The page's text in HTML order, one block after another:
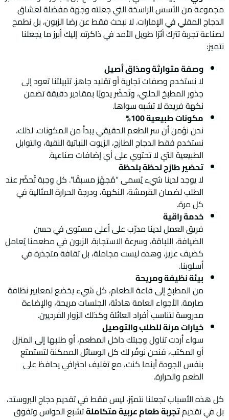
مجموعة من الأسس الراسخة التي جعلته وجهة مفضلة لعشاق
الدجاج المقلي في الإمارات. لا نبحث فقط عن رضا الزبون، بل نطمح
لصناعة تجربة تترك أثرًا طويل الأمد في ذاكرته. إليك أبرز ما يجعلنا
نتميز:
وصفة متوارثة ومذاق أصيل
لا نستخدم وصفات تجارية أو تقليد جاهز. تتبيلتنا تعود إلى
جذور المطبخ الحلبي، وتُحضّر يدويًا بمقادير دقيقة تضمن
نكهة فريدة لا تشبه سواها.
مكونات طبيعية 100%
نحن نؤمن أن سر الطعم الحقيقي يبدأ من المكونات. لذلك،
نستخدم فقط الدجاج الطازج، الزيوت النباتية النقية، والتوابل
الطبيعية التي لا تحتوي على أي إضافات صناعية.
تحضير طازج لحظة بلحظة
لا يوجد لدينا شيء يُسمى “مُجهّز مسبقًا”. كل وجبة تُحضّر عند
الطلب لضمان القرمشة، النكهة، ودرجة الحرارة المثالية في
كل مرة.
خدمة راقية
فريق العمل لدينا مدرّب على أعلى مستوى في حسن
الضيافة، اللباقة، وسرعة الاستجابة. الزبون في مطعمنا يُعامل
كضيف عزيز، وهذه ليست مجاملة، بل ثقافة متجذرة في
أسلوبنا.
بيئة نظيفة ومريحة
من المطبخ إلى قاعة الطعام، كل شيء يخضع لمعايير نظافة
صارمة. الأجواء العامة هادئة، الجلسات مريحة، والإضاءة
مدروسة لتناسب أفراد العائلة وكذلك الزوار الفرديين.
خيارات مرنة للطلب والتوصيل
سواء أردت تناول وجبتك داخل المطعم، أو طلبها إلى المنزل
أو المكتب، فنحن نوفّر لك كل الوسائل الممكنة لتستمتع
بنفس الجودة أينما كنت، مع تغليف احترافي يحافظ على
الطعم والحرارة.
كل هذه الأسباب تجعلنا نتميّز، ليس فقط في تقديم دجاج البروستد،
بل في تقديمتجربة طعام عربية متكاملةتشبع الحواس وتفوق